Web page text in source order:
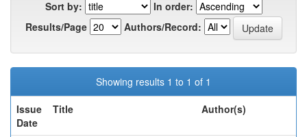
Sort by:
In order:
Results/Page
Authors/Record:
Showing results 1 to 1 of 1
Issue
Date
Title Author(s)